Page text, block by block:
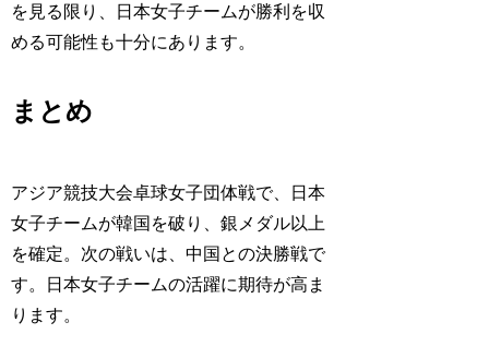
を見る限り、日本女子チームが勝利を収
める可能性も十分にあります。
まとめ
アジア競技大会卓球女子団体戦で、日本
女子チームが韓国を破り、銀メダル以上
を確定。次の戦いは、中国との決勝戦で
す。日本女子チームの活躍に期待が高ま
ります。